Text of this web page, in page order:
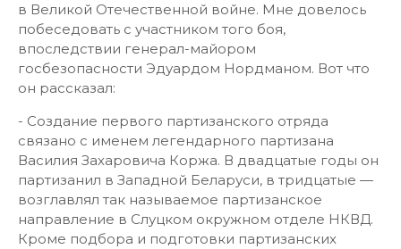
в Великой Отечественной войне. Мне довелось
побеседовать с участником того боя,
впоследствии генерал-майором
госбезопасности Эдуардом Нордманом. Вот что
он рассказал:
- Создание первого партизанского отряда
связано с именем легендарного партизана
Василия Захаровича Коржа. В двадцатые годы он
партизанил в Западной Беларуси, в тридцатые —
возглавлял так называемое партизанское
направление в Слуцком окружном отделе НКВД.
Кроме подбора и подготовки партизанских